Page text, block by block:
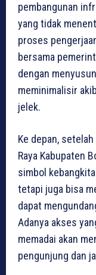
pembangunan
yang tidak
proses
bersama
dengan
meminimalisir
jelek.
Ke depan,
Raya Kabupaten
simbol
tetapi juga bisa
dapat
Adanya akses
memadai akan
pengunjung dan